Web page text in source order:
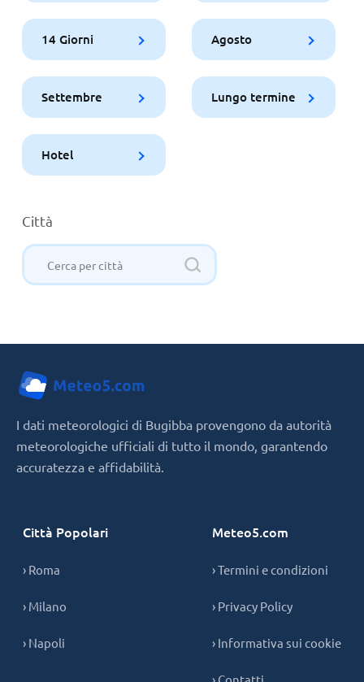
14 Giorni Agosto
Settembre Lungo termine
Hotel
Città
I dati meteorologici di Bugibba provengono da autorità
meteorologiche ufficiali di tutto il mondo, garantendo
accuratezza e affidabilità.
Città Popolari
› Roma
› Milano
› Napoli
Meteo5.com
› Termini e condizioni
› Privacy Policy
› Informativa sui cookie